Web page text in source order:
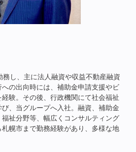
し、主に法人融資や収益不動産融資
の出向時には、補助金申請支援やビ
験。その後、行政機関にて社会福祉
、当グループへ入社。融資、補助金
祉分野等、幅広くコンサルティング
幌市まで勤務経験があり、多様な地